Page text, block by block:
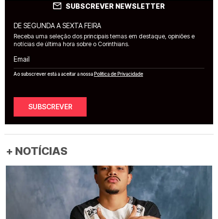
SUBSCREVER NEWSLETTER
DE SEGUNDA A SEXTA FEIRA
Receba uma seleção dos principais temas em destaque, opiniões e
notícias de última hora sobre o Corinthians.
Email
Ao subscrever está a aceitar a nossaPolítica de Privacidade
SUBSCREVER
+ NOTÍCIAS